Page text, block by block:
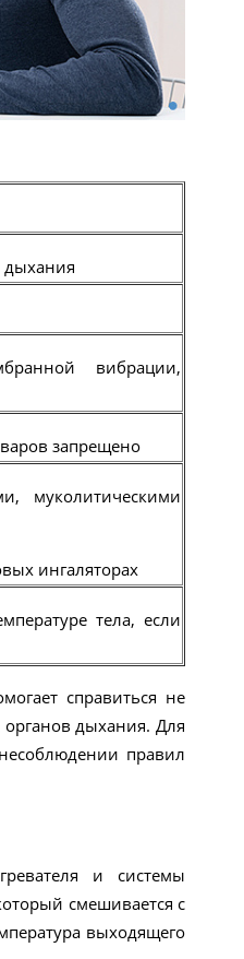
дыхания
вибрации,
запрещено
муколитическими
ингаляторах
тела, если
справиться не
дыхания. Для
правил
и системы
смешивается с
выходящего